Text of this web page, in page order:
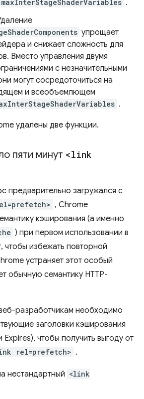
maxInterStageShaderVariables .
упрощает
и снижает сложность для
Вместо управления двумя
с незначительными
могут сосредоточиться на
и всеобъемлющем
.
удалены две функции.
пяти минут <link
предварительно загружался с
, Chrome
кэширования (а именно
) при первом использовании в
чтобы избежать повторной
устраняет этот особый
обычную семантику HTTP-
разработчикам необходимо
заголовки кэширования
чтобы получить выгоду от
rel=prefetch> .
нестандартный <link